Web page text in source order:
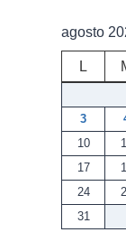
agosto
L
3
10
17
24
31